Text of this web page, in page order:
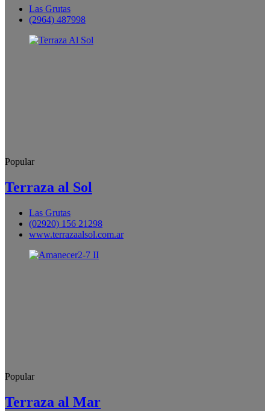
Las Grutas
(2964) 487998
Popular
Terraza al Sol
Las Grutas
(02920) 156 21298
www.terrazaalsol.com.ar
Popular
Terraza al Mar